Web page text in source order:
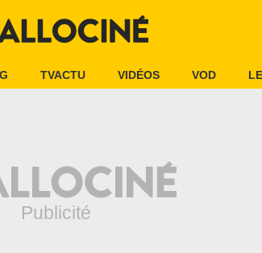
TVACTU VIDÉOS VOD